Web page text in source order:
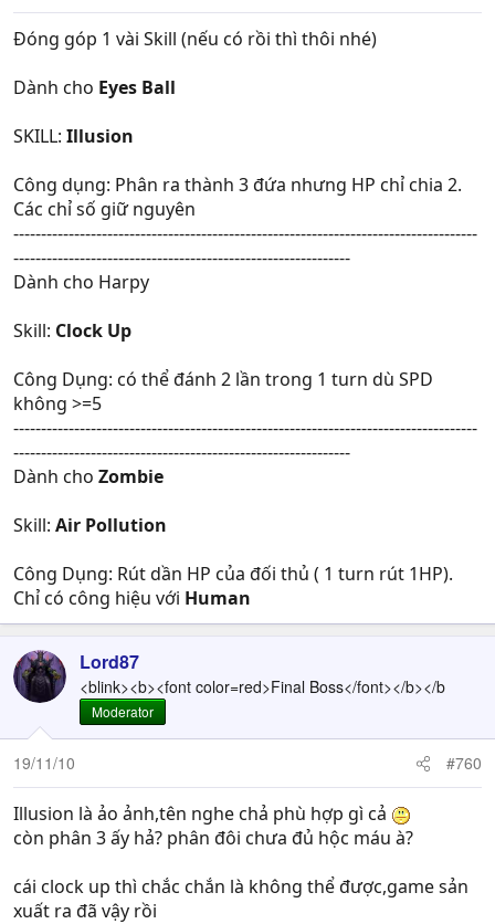
Đóng góp 1 vài Skill (nếu có rồi thì thôi nhé)
Dành cho Eyes Ball
SKILL: Illusion
Công dụng: Phân ra thành 3 đứa nhưng HP chỉ chia 2.
Các chỉ số giữ nguyên
------------------------------------------------------------------------------------
-------------------------------------------------------------
Dành cho Harpy
Skill: Clock Up
Công Dụng: có thể đánh 2 lần trong 1 turn dù SPD
không >=5
------------------------------------------------------------------------------------
-------------------------------------------------------------
Dành cho Zombie
Skill: Air Pollution
Công Dụng: Rút dần HP của đối thủ ( 1 turn rút 1HP).
Chỉ có công hiệu với Human
Lord87
<blink><b><font color=red>Final Boss</font></b></b
Moderator
19/11/10 #760
Illusion là ảo ảnh,tên nghe chả phù hợp gì cả
còn phân 3 ấy hả? phân đôi chưa đủ hộc máu à?
cái clock up thì chắc chắn là không thể được,game sản
xuất ra đã vậy rồi